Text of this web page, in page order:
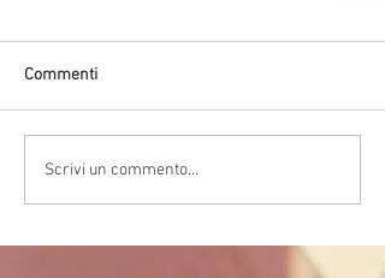
Commenti
Scrivi un commento...